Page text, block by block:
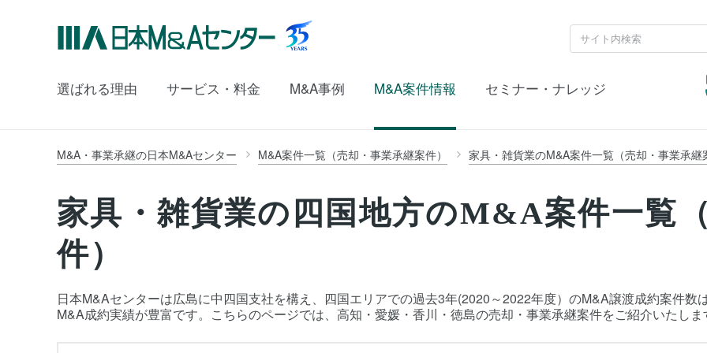
選ばれる理由 サービス・料金 M&A事例 M&A案件情報 セミナー・ナレッジ
M&A・事業承継の日本M&Aセンター M&A案件一覧（売却・事業承継案件） 家具・雑貨業のM&A案件一覧（売却・事業承継
家具・雑貨業の四国地方のM&A案件一覧
件）
日本M&Aセンターは広島に中四国支社を構え、四国エリアでの過去3年(2020～2022年度）のM&A譲渡成約案件
M&A成約実績が豊富です。こちらのページでは、高知・愛媛・香川・徳島の売却・事業承継案件をご紹介いたしま